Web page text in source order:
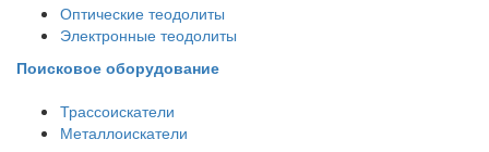
Оптические теодолиты
Электронные теодолиты
Поисковое оборудование
Трассоискатели
Металлоискатели